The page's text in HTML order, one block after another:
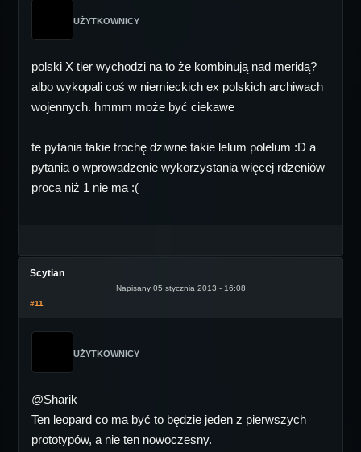
UŻYTKOWNICY
polski X tier wychodzi na to że kombinują nad meridą?
albo wykopali coś w niemieckich ex polskich archiwach
wojennych. hmmm może być ciekawe
te pytania takie trochę dziwne takie lelum polelum :D a
pytania o wprowadzenie wykorzystania więcej rdzeniów
proca niż 1 nie ma :(
Scytian
Napisany 05 stycznia 2013 - 16:08
#11
UŻYTKOWNICY
@Sharik
Ten leopard co ma być to będzie jeden z pierwszych
prototypów, a nie ten nowoczesny.